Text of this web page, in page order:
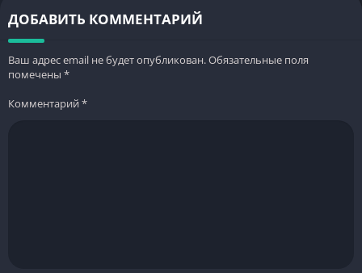
ДОБАВИТЬ КОММЕНТАРИЙ
Ваш адрес email не будет опубликован.Обязательные поля
помечены *
Комментарий*